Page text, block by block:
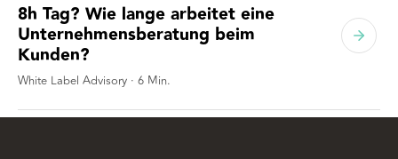
8h Tag? Wie lange arbeitet eine
Unternehmensberatung beim
Kunden?
White Label Advisory · 6 Min.